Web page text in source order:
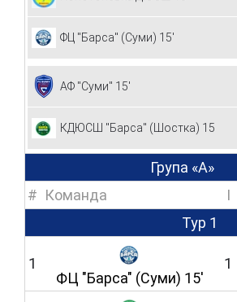
ФЦ "Барса" (Суми) 15'
АФ "Суми" 15'
КДЮСШ "Барса" (Шостка) 15'
Група «А»
# Команда I
Тур 1
1
ФЦ "Барса" (Суми) 15'
1